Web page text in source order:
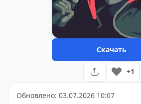
Скачать
+1
Обновлено: 03.07.2026 10:07